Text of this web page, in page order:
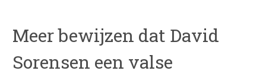
Meer bewijzen dat David
Sorensen een valse